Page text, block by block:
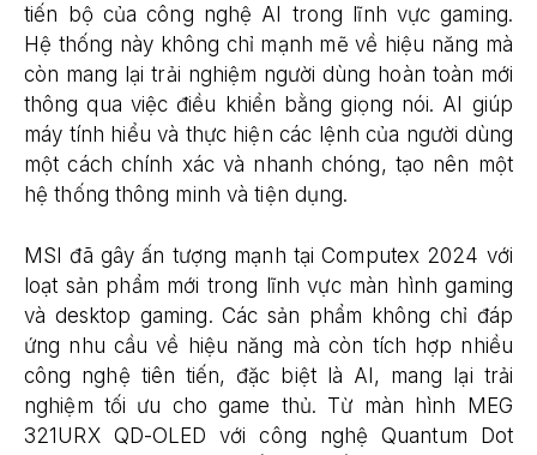
tiến bộ của công nghệ AI trong lĩnh vực gaming.
Hệ thống này không chỉ mạnh mẽ về hiệu năng mà
còn mang lại trải nghiệm người dùng hoàn toàn mới
thông qua việc điều khiển bằng giọng nói. AI giúp
máy tính hiểu và thực hiện các lệnh của người dùng
một cách chính xác và nhanh chóng, tạo nên một
hệ thống thông minh và tiện dụng.
MSI đã gây ấn tượng mạnh tại Computex 2024 với
loạt sản phẩm mới trong lĩnh vực màn hình gaming
và desktop gaming. Các sản phẩm không chỉ đáp
ứng nhu cầu về hiệu năng mà còn tích hợp nhiều
công nghệ tiên tiến, đặc biệt là AI, mang lại trải
nghiệm tối ưu cho game thủ. Từ màn hình MEG
321URX QD-OLED với công nghệ Quantum Dot